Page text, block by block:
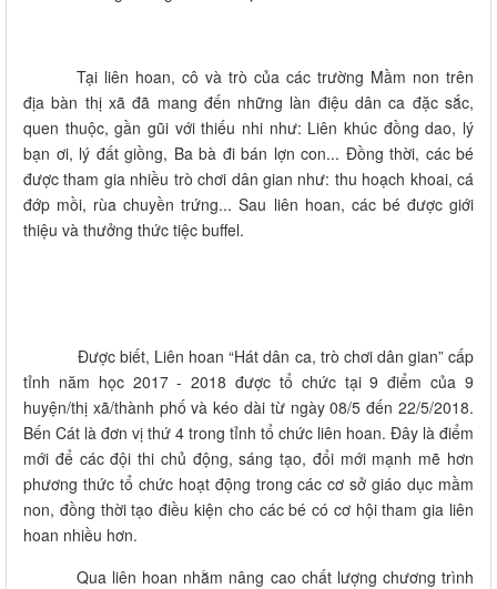
Tại liên hoan, cô và trò của các trường Mầm non trên
địa bàn thị xã đã mang đến những làn điệu dân ca đặc sắc,
quen thuộc, gần gũi với thiếu nhi như: Liên khúc đồng dao, lý
bạn ơi, lý đất giồng, Ba bà đi bán lợn con... Đồng thời, các bé
được tham gia nhiều trò chơi dân gian như: thu hoạch khoai, cá
đớp mồi, rùa chuyền trứng... Sau liên hoan, các bé được giới
thiệu và thưởng thức tiệc buffel.
Được biết, Liên hoan “Hát dân ca, trò chơi dân gian” cấp
tỉnh năm học 2017 - 2018 được tổ chức tại 9 điểm của 9
huyện/thị xã/thành phố và kéo dài từ ngày 08/5 đến 22/5/2018.
Bến Cát là đơn vị thứ 4 trong tỉnh tổ chức liên hoan. Đây là điểm
mới để các đội thi chủ động, sáng tạo, đổi mới mạnh mẽ hơn
phương thức tổ chức hoạt động trong các cơ sở giáo dục mầm
non, đồng thời tạo điều kiện cho các bé có cơ hội tham gia liên
hoan nhiều hơn.
Qua liên hoan nhằm nâng cao chất lượng chương trình